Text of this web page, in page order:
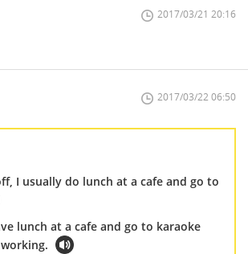
2017/03/21 20:16
2017/03/22 06:50
I usually do lunch at a cafe and go to
lunch at a cafe and go to karaoke